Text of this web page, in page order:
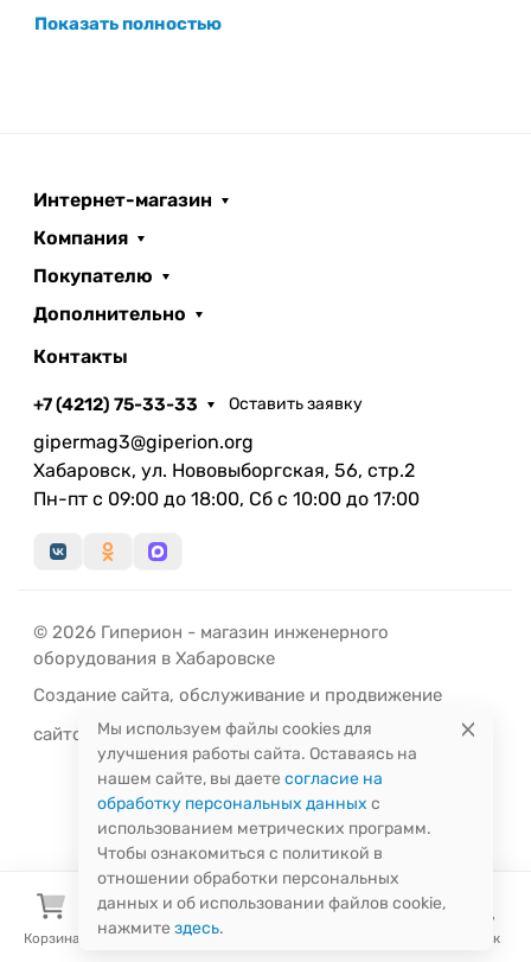
Корзина Избранное Поиск
сумка для переноски.
компактная. Подарок для гурмана, ценящего
активный загородный отдых.
Показать полностью
Интернет-магазин
Компания
Покупателю
Дополнительно
Контакты
+7 (4212) 75-33-33 Оставить заявку
gipermag3@giperion.org
Хабаровск, ул. Нововыборгская, 56, стр.2
Пн-пт с 09:00 до 18:00, Сб с 10:00 до 17:00
© 2026 Гиперион - магазин инженерного
оборудования в Хабаровске
Создание сайта, обслуживание и продвижение
сайтов
-РЭДЛАЙН
Мы используем файлы cookies для
улучшения работы сайта. Оставаясь на
нашем сайте, вы даете согласие на
обработку персональных данных с
использованием метрических программ.
Чтобы ознакомиться с политикой в
отношении обработки персональных
данных и об использовании файлов cookie,
нажмите здесь.